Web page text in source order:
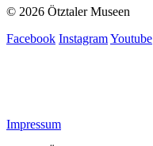
© 2026 Ötztaler Museen
Facebook InstagramYoutube
Impressum